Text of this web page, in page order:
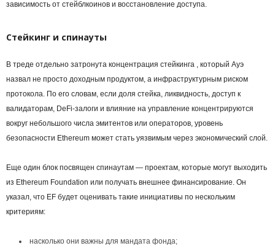
зависимость от стейблкоинов и восстановление доступа.
Стейкинг и спинауты
В треде отдельно затронута концентрация стейкинга , который Ауэ
назвал не просто доходным продуктом, а инфраструктурным риском
протокола. По его словам, если доля стейка, ликвидность, доступ к
валидаторам, DeFi-залоги и влияние на управление концентрируются
вокруг небольшого числа эмитентов или операторов, уровень
безопасности Ethereum может стать уязвимым через экономический слой.
Еще один блок посвящен спинаутам — проектам, которые могут выходить
из Ethereum Foundation или получать внешнее финансирование. Он
указал, что EF будет оценивать такие инициативы по нескольким
критериям:
насколько они важны для мандата фонда;